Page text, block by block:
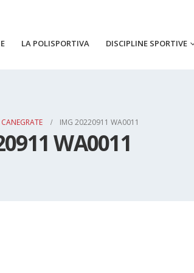
LA POLISPORTIVA DISCIPLINE SPORTIVE
IMG 20220911 WA0011
WA0011